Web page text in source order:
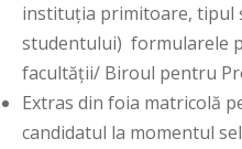
instituţia primitoare, tipul
studentului) 
facultăţii/ Biroul pentru
Extras din foia matricolă
candidatul la momentul